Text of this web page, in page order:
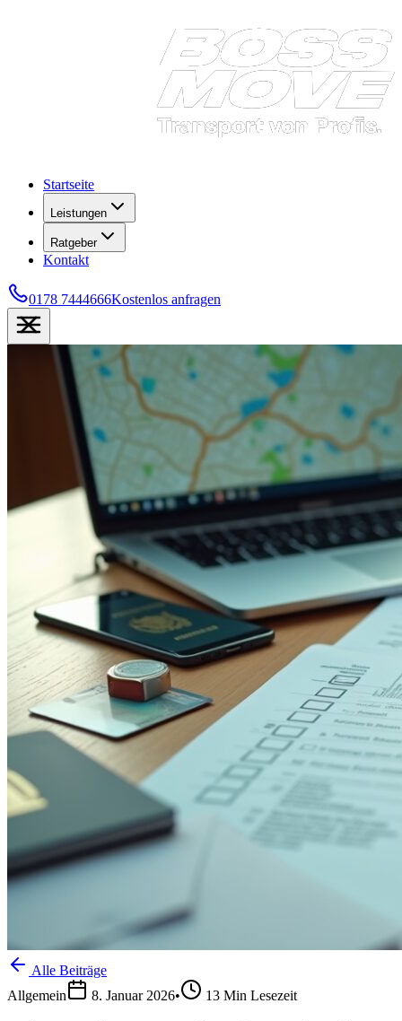
Startseite
Leistungen
Ratgeber
Kontakt
0178 7444666Kostenlos anfragen
Alle Beiträge
Allgemein
8. Januar 2026• 13 Min Lesezeit